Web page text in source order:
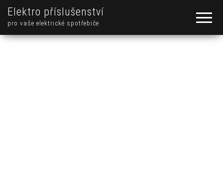
Elektro příslušenství
pro vaše elektrické spotřebiče